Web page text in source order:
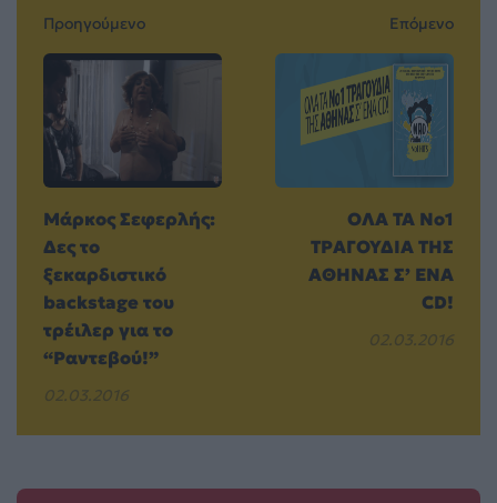
Προηγούμενο
Μάρκος Σεφερλής:
Δες το
ξεκαρδιστικό
backstage του
τρέιλερ για το
“Ραντεβού!”
02.03.2016
Επόμενο
OΛΑ ΤΑ No1
TΡΑΓΟΥΔΙΑ ΤΗΣ
ΑΘΗΝΑΣ Σ’ ΕΝΑ
CD!
02.03.2016